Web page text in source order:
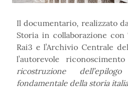
Il documentario, realizzato
Storia in collaborazione con
Rai3 e l’Archivio Centrale
l’autorevole
ricostruzione
fondamentale della storia